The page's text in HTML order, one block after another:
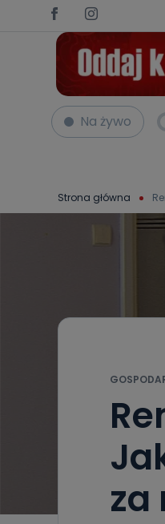
Na żywo
Strona główna
za